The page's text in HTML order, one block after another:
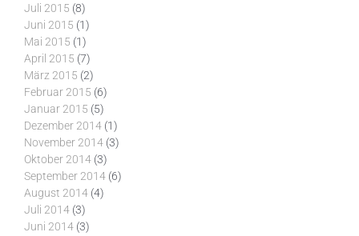
Juli 2015 (8)
Juni 2015 (1)
Mai 2015 (1)
April 2015 (7)
März 2015 (2)
Februar 2015 (6)
Januar 2015 (5)
Dezember 2014 (1)
November 2014 (3)
Oktober 2014 (3)
September 2014 (6)
August 2014 (4)
Juli 2014 (3)
Juni 2014 (3)